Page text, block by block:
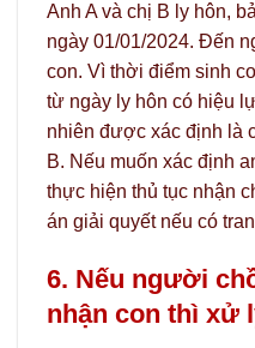
Anh A và chị B ly hôn,
ngày 01/01/2024. Đến
con. Vì thời điểm sinh
từ ngày ly hôn có hiệu
nhiên được xác định là
B. Nếu muốn xác định
thực hiện thủ tục nhận
án giải quyết nếu có
6. Nếu người
nhận con thì xử